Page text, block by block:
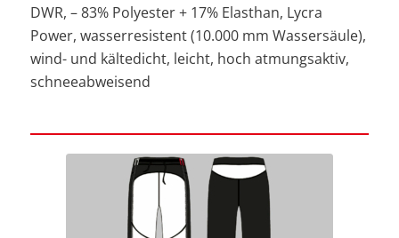
DWR, – 83% Polyester + 17% Elasthan, Lycra
Power, wasserresistent (10.000 mm Wassersäule),
wind- und kältedicht, leicht, hoch atmungsaktiv,
schneeabweisend